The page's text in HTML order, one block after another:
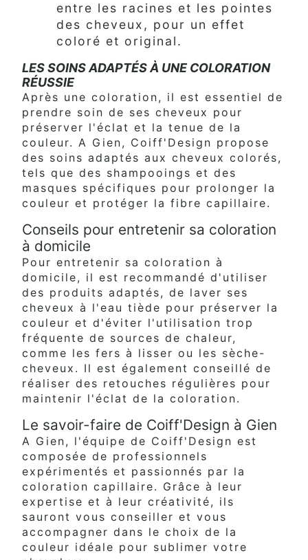
entre les racines et les pointes
des cheveux, pour un effet
coloré et original.
LES SOINS ADAPTÉS À UNE COLORATION
RÉUSSIE
Après une coloration, il est essentiel de
prendre soin de ses cheveux pour
préserver l'éclat et la tenue de la
couleur. A Gien, Coiff'Design propose
des soins adaptés aux cheveux colorés,
tels que des shampooings et des
masques spécifiques pour prolonger la
couleur et protéger la fibre capillaire.
Conseils pour entretenir sa coloration
à domicile
Pour entretenir sa coloration à
domicile, il est recommandé d'utiliser
des produits adaptés, de laver ses
cheveux à l'eau tiède pour préserver la
couleur et d'éviter l'utilisation trop
fréquente de sources de chaleur,
comme les fers à lisser ou les sèche-
cheveux. Il est également conseillé de
réaliser des retouches régulières pour
maintenir l'éclat de la coloration.
Le savoir-faire de Coiff'Design à Gien
A Gien, l'équipe de Coiff'Design est
composée de professionnels
expérimentés et passionnés par la
coloration capillaire. Grâce à leur
expertise et à leur créativité, ils
sauront vous conseiller et vous
accompagner dans le choix de la
couleur idéale pour sublimer votre